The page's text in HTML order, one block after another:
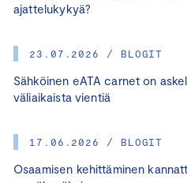
ajattelukykyä?
23.07.2026 / BLOGIT
Sähköinen eATA carnet on
väliaikaista vientiä
17.06.2026 / BLOGIT
Osaamisen kehittäminen